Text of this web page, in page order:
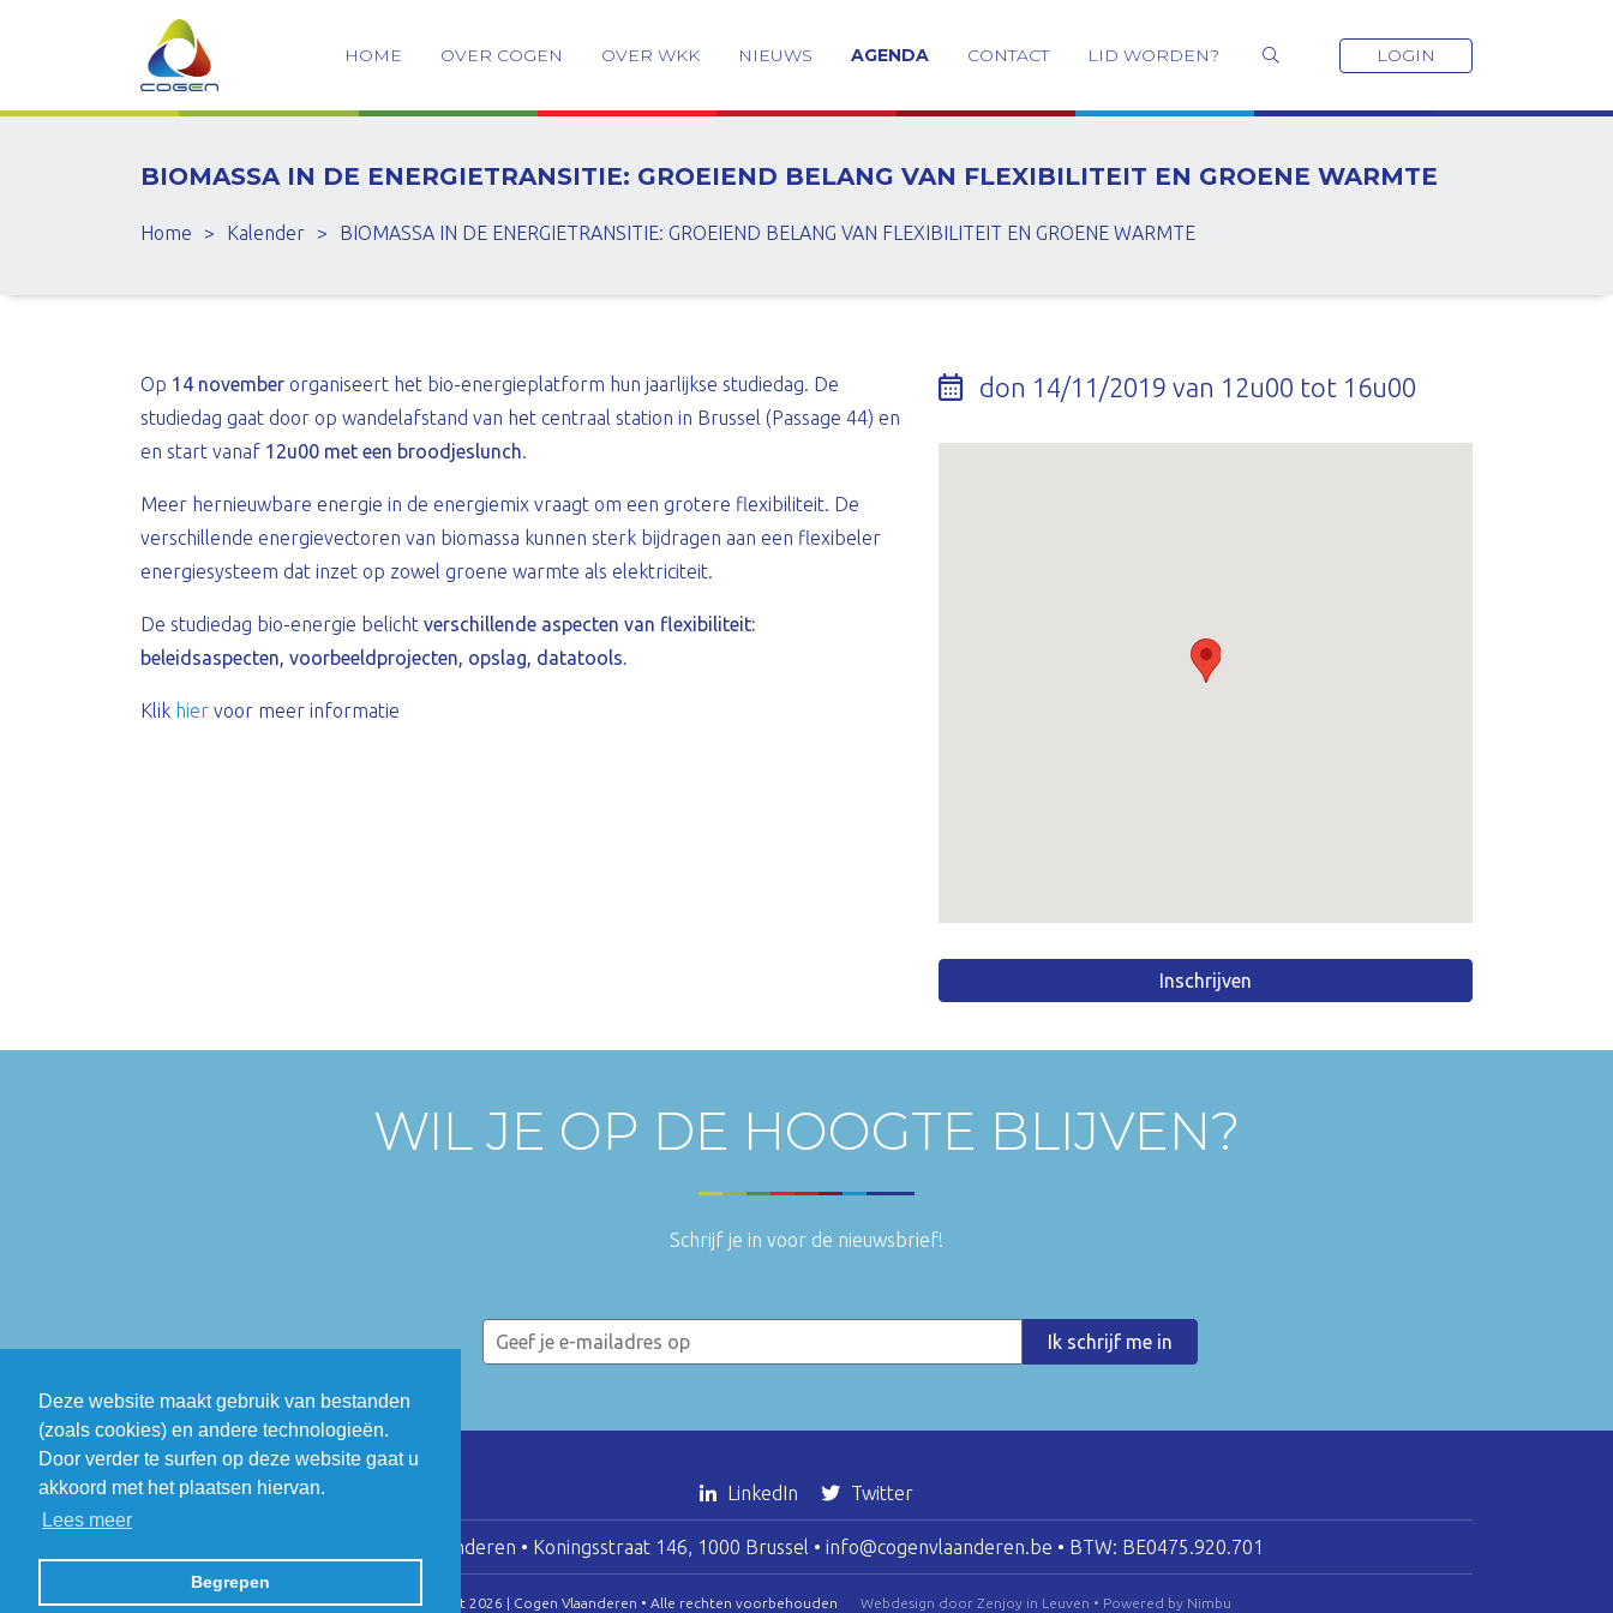
Deze website maakt gebruik van bestanden
(zoals cookies) en andere technologieën.
Door verder te surfen op deze website gaat u
akkoord met het plaatsen hiervan.
Lees meer
Begrepen
HOME OVER COGEN OVER WKK NIEUWS AGENDA CONTACT LID WORDEN? LOGIN
BIOMASSA IN DE ENERGIETRANSITIE: GROEIEND BELANG VAN FLEXIBILITEIT EN GROENE WARMTE
Home > Kalender > BIOMASSA IN DE ENERGIETRANSITIE: GROEIEND BELANG VAN FLEXIBILITEIT EN GROENE WARMTE
Op 14 november organiseert het bio-energieplatform hun jaarlijkse studiedag. De
studiedag gaat door op wandelafstand van het centraal station in Brussel (Passage 44) en
en start vanaf 12u00 met een broodjeslunch.
Meer hernieuwbare energie in de energiemix vraagt om een grotere flexibiliteit. De
verschillende energievectoren van biomassa kunnen sterk bijdragen aan een flexibeler
energiesysteem dat inzet op zowel groene warmte als elektriciteit.
De studiedag bio-energie belicht verschillende aspecten van flexibiliteit:
beleidsaspecten, voorbeeldprojecten, opslag, datatools.
Klik hier voor meer informatie
don 14/11/2019 van 12u00 tot 16u00
Inschrijven
WIL JE OP DE HOOGTE BLIJVEN?
Schrijf je in voor de nieuwsbrief!
LinkedIn Twitter
COGEN Vlaanderen • Koningsstraat 146, 1000 Brussel • info@cogenvlaanderen.be • BTW: BE0475.920.701
© Copyright 2026 | Cogen Vlaanderen • Alle rechten voorbehouden Webdesign door Zenjoy in Leuven • Powered by Nimbu